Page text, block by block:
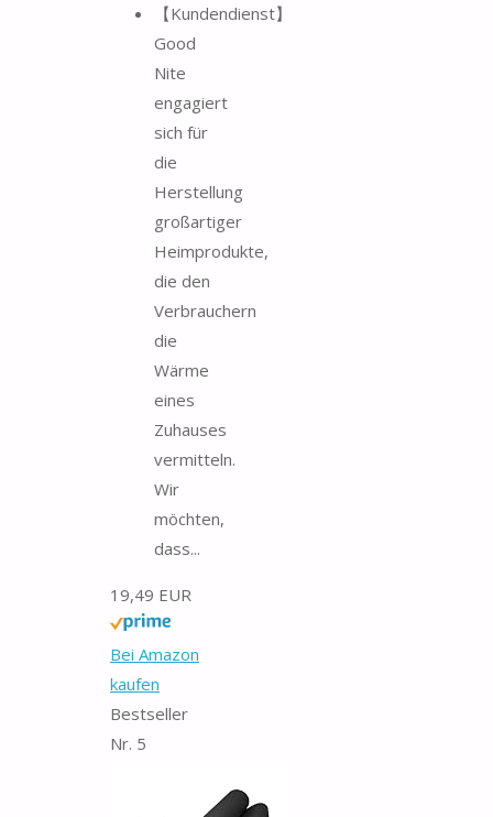
【Kundendienst】
Good
Nite
engagiert
sich für
die
Herstellung
großartiger
Heimprodukte,
die den
Verbrauchern
die
Wärme
eines
Zuhauses
vermitteln.
Wir
möchten,
dass...
19,49 EUR
Bei Amazon
kaufen
Bestseller
Nr. 5